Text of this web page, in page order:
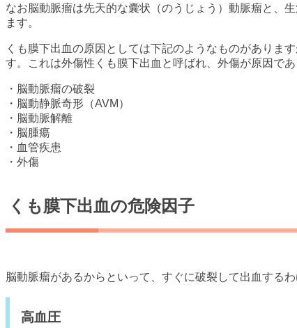
なお脳動脈瘤は先天的な囊状（のうじょう）動脈瘤と、
ます。
くも膜下出血の原因としては下記のようなものがありま
す。これは外傷性くも膜下出血と呼ばれ、外傷が原因で
・脳動脈瘤の破裂
・脳動静脈奇形（AVM）
・脳動脈解離
・脳腫瘍
・血管疾患
・外傷
くも膜下出血の危険因子
脳動脈瘤があるからといって、すぐに破裂して出血する
高血圧